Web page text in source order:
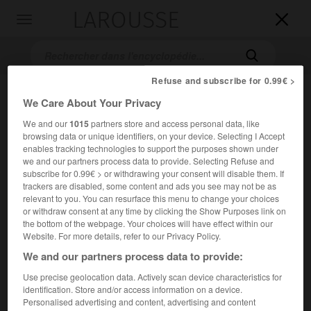


Accueil Encyclopédie [musdico] > Astrid Varnay
AstridVarnay
Cet article est extrait de l'ouvrage Larousse « Dictionnaire
de la musique ».
Soprano américaine (Stockholm 1918).
Refuse and subscribe for 0.99€ >
We Care About Your Privacy
We and our1015partners store and access personal data, like
browsing data or unique identifiers, on your device. Selecting I Accept
enables tracking technologies to support the purposes shown under
we and our partners process data to provide. Selecting Refuse and
subscribe for 0.99€ > or withdrawing your consent will disable them. If
trackers are disabled, some content and ads you see may not be as
relevant to you. You can resurface this menu to change your choices
or withdraw consent at any time by clicking the Show Purposes link on
the bottom of the webpage. Your choices will have effect within our
Website. For more details, refer to our Privacy Policy.
We and our partners process data to provide:
Use precise geolocation data. Actively scan device characteristics for
identification. Store and/or access information on a device.
Personalised advertising and content, advertising and content